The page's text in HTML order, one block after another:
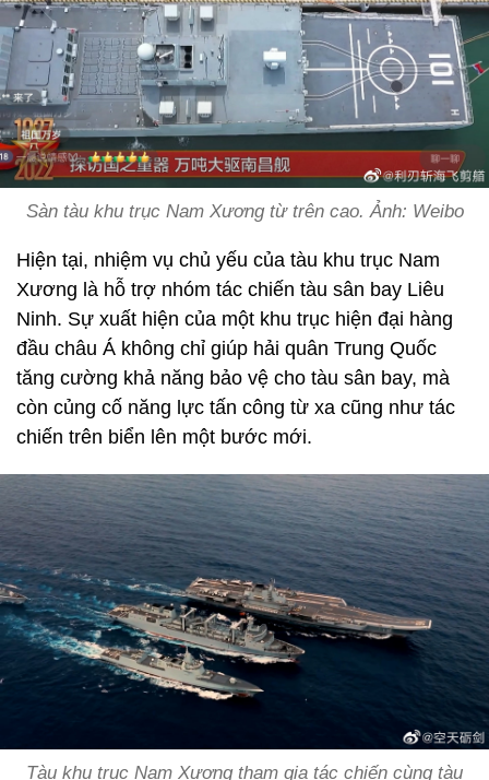
Sàn tàu khu trục Nam Xương từ trên cao. Ảnh: Weibo
Hiện tại, nhiệm vụ chủ yếu của tàu khu trục Nam
Xương là hỗ trợ nhóm tác chiến tàu sân bay Liêu
Ninh. Sự xuất hiện của một khu trục hiện đại hàng
đầu châu Á không chỉ giúp hải quân Trung Quốc
tăng cường khả năng bảo vệ cho tàu sân bay, mà
còn củng cố năng lực tấn công từ xa cũng như tác
chiến trên biển lên một bước mới.
Tàu khu trục Nam Xương tham gia tác chiến cùng tàu